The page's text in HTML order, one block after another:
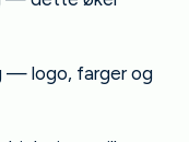
— logo, farger og